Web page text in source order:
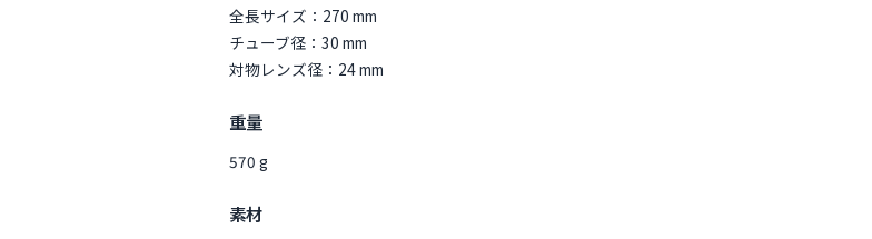
全長サイズ：270 mm
チューブ径：30 mm
対物レンズ径：24 mm
重量
570 g
素材